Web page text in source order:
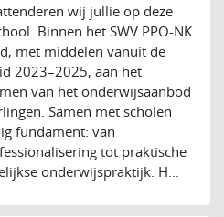
wij jullie op deze
Binnen het SWV PPO-NK
met middelen vanuit de
2023–2025, aan het
van het onderwijsaanbod
Samen met scholen
fundament: van
tot praktische
onderwijspraktijk. H...